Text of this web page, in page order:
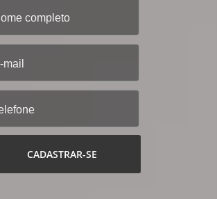
CADASTRAR-SE